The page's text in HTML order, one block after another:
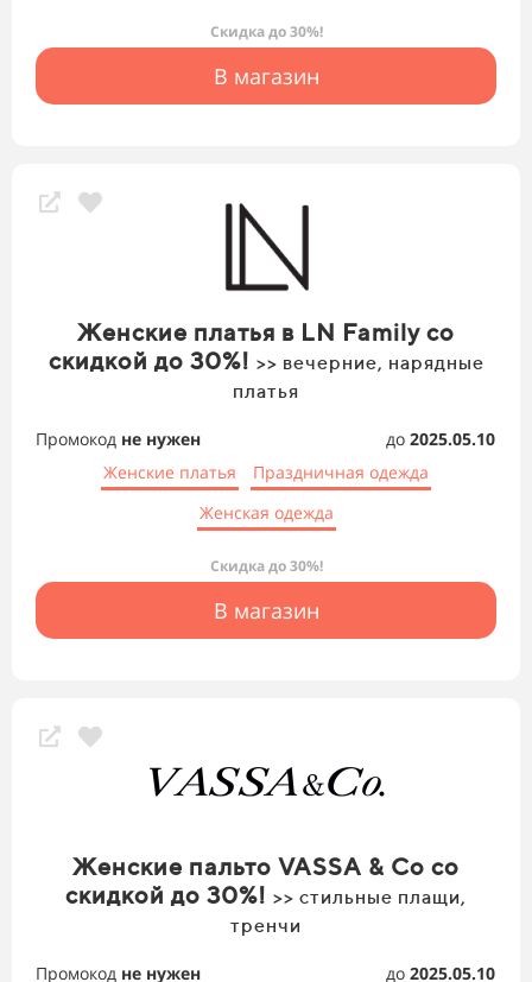
Скидка до 30%!
В магазин
Женские платья в LN Family со
скидкой до 30%! >> вечерние, нарядные
платья
Промокод не нужен до 2025.05.10
Женские платья
Праздничная одежда
Женская одежда
Скидка до 30%!
В магазин
Женские пальто VASSA & Co со
скидкой до 30%! >> стильные плащи,
тренчи
Промокод не нужен до 2025.05.10